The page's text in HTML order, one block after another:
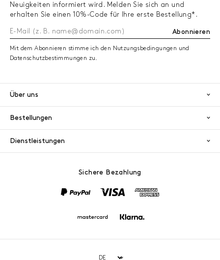
Neuigkeiten informiert wird. Melden Sie sich an und
erhalten Sie einen 10%-Code für Ihre erste Bestellung*.
Abonnieren
Mit dem Abonnieren stimme ich den Nutzungsbedingungen und
Datenschutzbestimmungen zu.
Über uns
Bestellungen
Dienstleistungen
Sichere Bezahlung
PayPalVisa